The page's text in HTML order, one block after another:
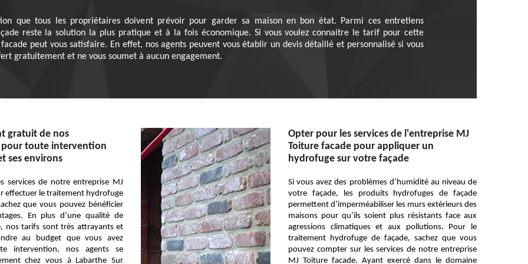
que tous les propriétaires doivent prévoir pour garder sa maison en bon état. Parmi ces entretiens
reste la solution la plus pratique et à la fois économique. Si vous voulez connaitre le tarif pour cette
peut vous satisfaire. En effet, nos agents peuvent vous établir un devis détaillé et personnalisé si vous
gratuitement et ne vous soumet à aucun engagement.
gratuit de nos
pour toute intervention
ses environs
services de notre entreprise MJ
effectuer le traitement hydrofuge
que vous pouvez bénéficier
En plus d’une qualité de
nos tarifs sont très attrayants et
au budget que vous avez
intervention, nos agents se
chez vous à Labarthe Sur
Opter pour les services de l'entreprise MJ
Toiture facade pour appliquer un
hydrofuge sur votre façade
Si vous avez des problèmes d’humidité au niveau de
votre façade, les produits hydrofuges de façade
permettent d’imperméabiliser les murs extérieurs des
maisons pour qu’ils soient plus résistants face aux
agressions climatiques et aux pollutions. Pour le
traitement hydrofuge de façade, sachez que vous
pouvez compter sur les services de notre entreprise
MJ Toiture facade. Ayant exercé dans le domaine